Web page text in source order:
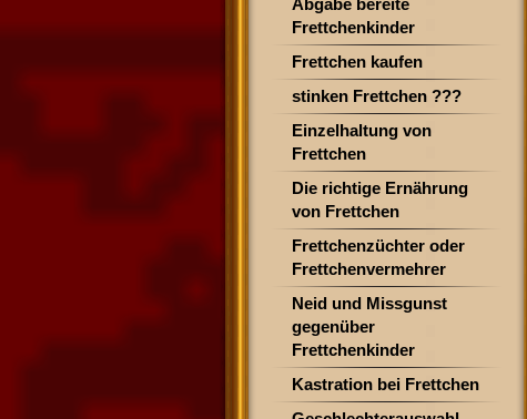
Abgabe bereite
Frettchenkinder
Frettchen kaufen
stinken Frettchen ???
Einzelhaltung von
Frettchen
Die richtige Ernährung
von Frettchen
Frettchenzüchter oder
Frettchenvermehrer
Neid und Missgunst
gegenüber
Frettchenkinder
Kastration bei Frettchen